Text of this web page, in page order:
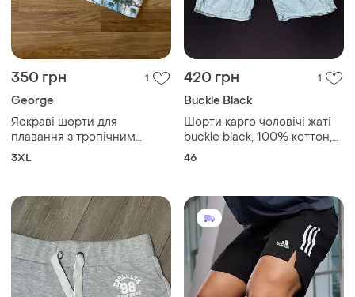
350 грн 1
George
Яскраві шорти для
плавання з тропічним
гавайським принтом
3XL
420 грн 1
Buckle Black
Шорти карго чоловічі жаті
buckle black, 100% коттон,
w36; l24.
46